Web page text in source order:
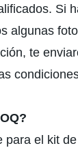
Si
algunas
te
para el kit